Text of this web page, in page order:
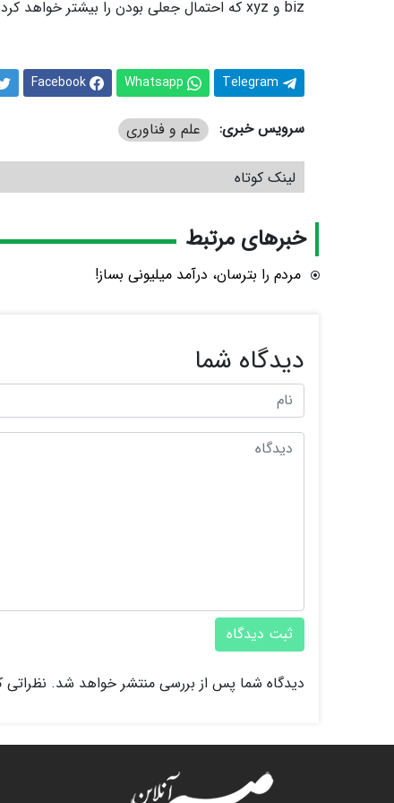
biz و xyz که احتمال جعلی بودن را بیشتر خواهد کرد.
Telegram
Whatsapp
Facebook
سرویس خبری: علم و فناوری
لینک کوتاه
خبرهای مرتبط
مردم را بترسان، درآمد میلیونی بساز!
دیدگاه شما
ثبت دیدگاه
دیدگاه شما پس از بررسی منتشر خواهد شد.